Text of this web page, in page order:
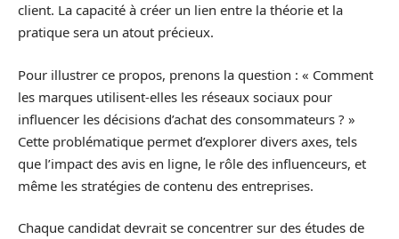
client. La capacité à créer un lien entre la théorie et la
pratique sera un atout précieux.
Pour illustrer ce propos, prenons la question : « Comment
les marques utilisent-elles les réseaux sociaux pour
influencer les décisions d’achat des consommateurs ? »
Cette problématique permet d’explorer divers axes, tels
que l’impact des avis en ligne, le rôle des influenceurs, et
même les stratégies de contenu des entreprises.
Chaque candidat devrait se concentrer sur des études de